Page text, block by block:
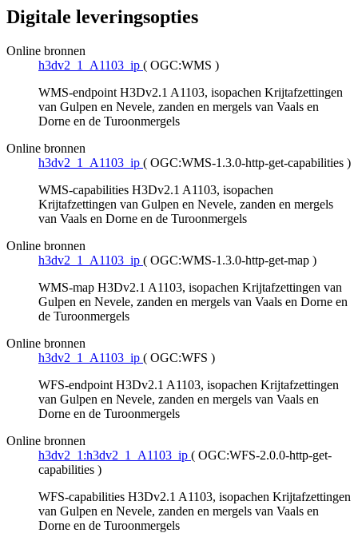
Digitale leveringsopties
Online bronnen
h3dv2_1_A1103_ip ( OGC:WMS )
WMS-endpoint H3Dv2.1 A1103, isopachen Krijtafzettingen
van Gulpen en Nevele, zanden en mergels van Vaals en
Dorne en de Turoonmergels
Online bronnen
h3dv2_1_A1103_ip ( OGC:WMS-1.3.0-http-get-capabilities )
WMS-capabilities H3Dv2.1 A1103, isopachen
Krijtafzettingen van Gulpen en Nevele, zanden en mergels
van Vaals en Dorne en de Turoonmergels
Online bronnen
h3dv2_1_A1103_ip ( OGC:WMS-1.3.0-http-get-map )
WMS-map H3Dv2.1 A1103, isopachen Krijtafzettingen van
Gulpen en Nevele, zanden en mergels van Vaals en Dorne en
de Turoonmergels
Online bronnen
h3dv2_1_A1103_ip ( OGC:WFS )
WFS-endpoint H3Dv2.1 A1103, isopachen Krijtafzettingen
van Gulpen en Nevele, zanden en mergels van Vaals en
Dorne en de Turoonmergels
Online bronnen
h3dv2_1:h3dv2_1_A1103_ip ( OGC:WFS-2.0.0-http-get-
capabilities )
WFS-capabilities H3Dv2.1 A1103, isopachen Krijtafzettingen
van Gulpen en Nevele, zanden en mergels van Vaals en
Dorne en de Turoonmergels